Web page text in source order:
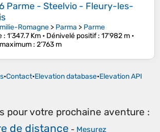
Parme - Steelvio - Fleury-les-
Romagne > Parma > Parme
: 1’347.7 Km • Dénivelé positif: 17’982 m •
: 2’763 m
•Contact•Elevation database•Elevation API
pour votre prochaine aventure :
de distance - Mesurez